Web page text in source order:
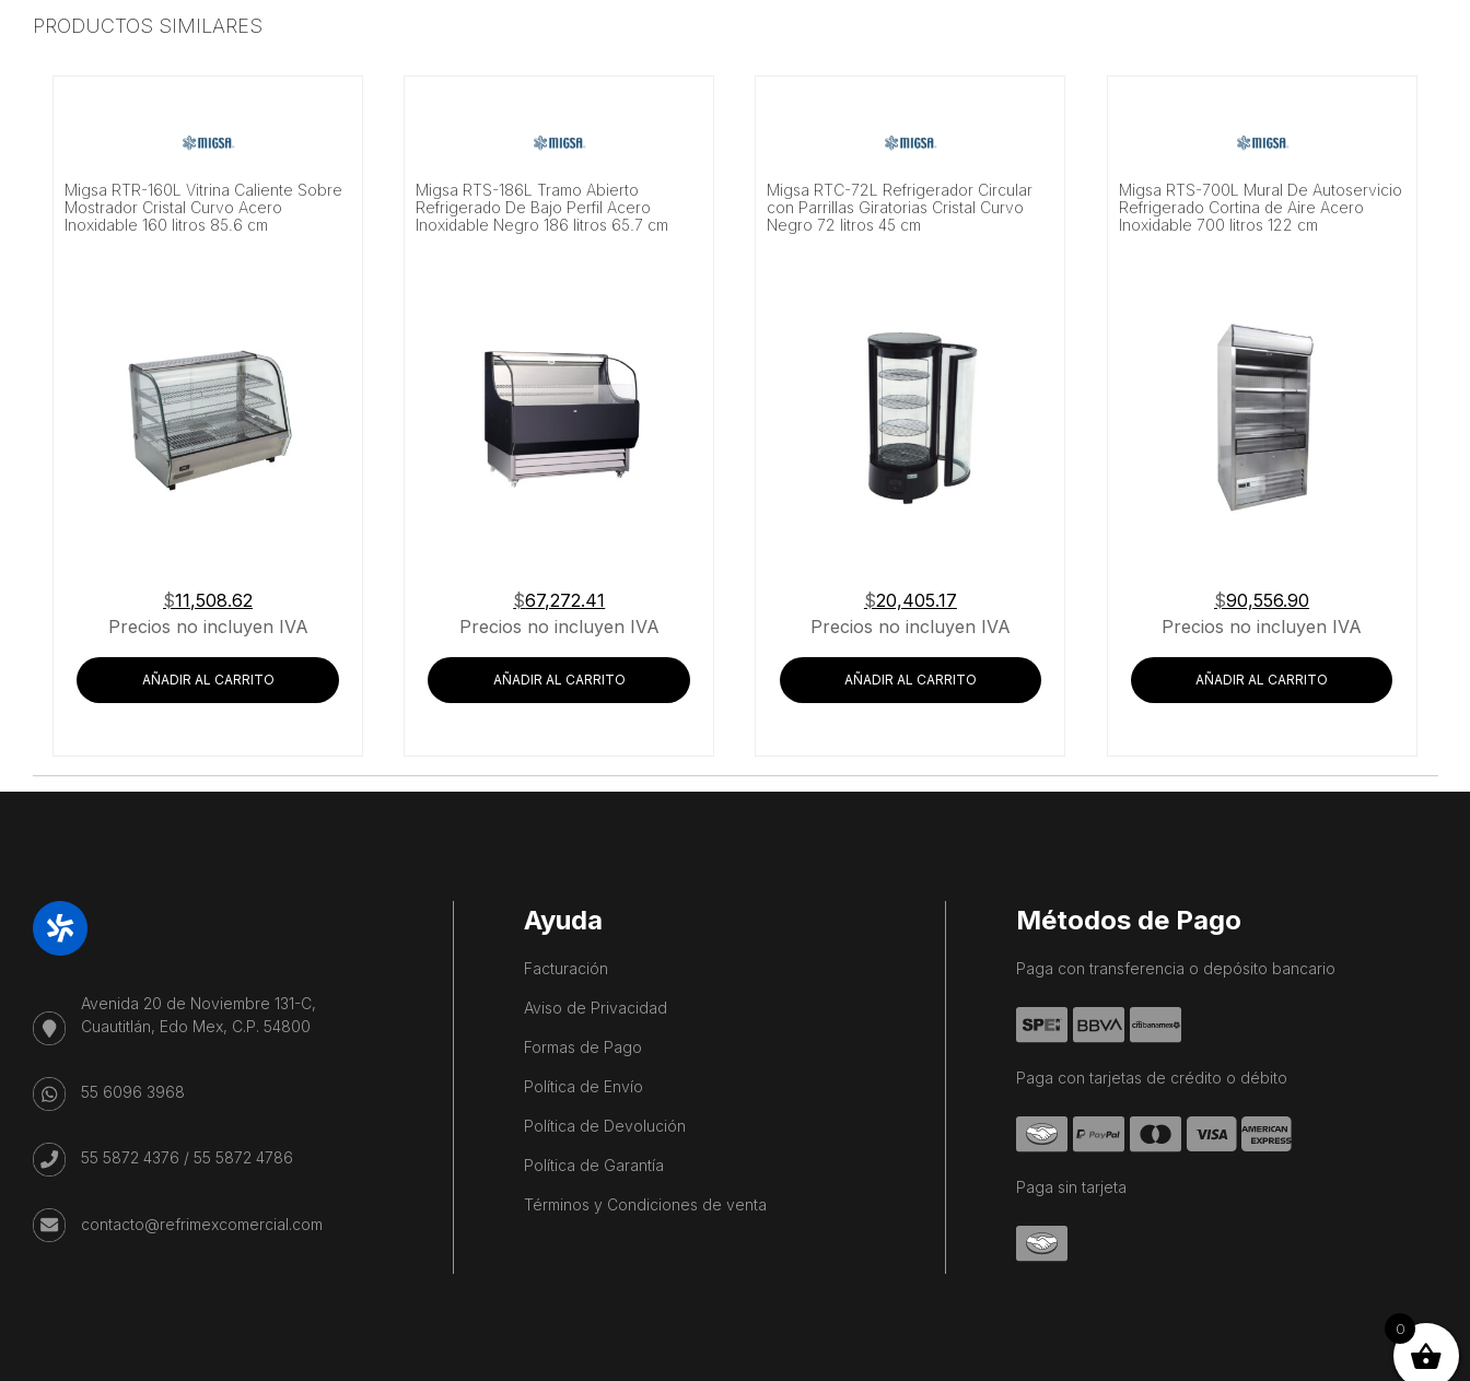
PRODUCTOS SIMILARES
Migsa RTR-160L Vitrina Caliente Sobre
Mostrador Cristal Curvo Acero
Inoxidable 160 litros 85.6 cm
$11,508.62
Precios no incluyen IVA
AÑADIR AL CARRITO
Migsa RTS-186L Tramo Abierto
Refrigerado De Bajo Perfil Acero
Inoxidable Negro 186 litros 65.7 cm
$67,272.41
Precios no incluyen IVA
AÑADIR AL CARRITO
Migsa RTC-72L Refrigerador Circular
con Parrillas Giratorias Cristal Curvo
Negro 72 litros 45 cm
$20,405.17
Precios no incluyen IVA
AÑADIR AL CARRITO
Migsa RTS-700L Mural De Autoservicio
Refrigerado Cortina de Aire Acero
Inoxidable 700 litros 122 cm
$90,556.90
Precios no incluyen IVA
AÑADIR AL CARRITO
Avenida 20 de Noviembre 131-C,
Cuautitlán, Edo Mex, C.P. 54800
55 6096 3968
55 5872 4376 / 55 5872 4786
contacto@refrimexcomercial.com
Ayuda
Facturación
Aviso de Privacidad
Formas de Pago
Política de Envío
Política de Devolución
Política de Garantía
Términos y Condiciones de venta
Métodos de Pago
Paga con transferencia o depósito bancario
Paga con tarjetas de crédito o débito
Paga sin tarjeta
0